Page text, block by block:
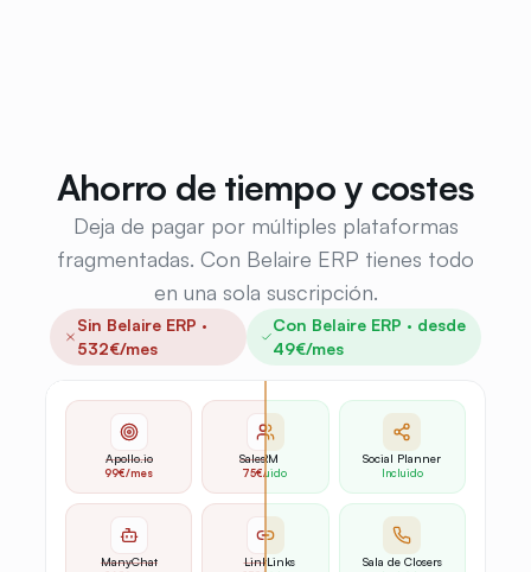
Ahorro de tiempo y costes
Deja de pagar por múltiples plataformas
fragmentadas. Con Belaire ERP tienes todo
en una sola suscripción.
Sin Belaire ERP ·
532€/mes
Con Belaire ERP · desde
49€/mes
Leads Finder
Incluido
CRM
Incluido
Social Planner
Incluido
Automensajes SmartLinks Sala de Closers
Apollo.io
99€/mes
Salesforce
75€/mes
Hootsuite
49€/mes
ManyChat Linktree Sales Hub